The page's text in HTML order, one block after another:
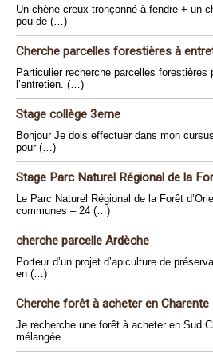
Un chène creux tronçonné à fendre + un
peu de (…)
Cherche parcelles forestières à
Particulier recherche parcelles forestières
l’entretien. (…)
Stage collège 3eme
Bonjour Je dois effectuer dans mon
pour (…)
Stage Parc Naturel Régional de la
Le Parc Naturel Régional de la Forêt
communes – 24 (…)
cherche parcelle Ardèche
Porteur d’un projet d’apiculture de
en (…)
Cherche forêt à acheter en Charente
Je recherche une forêt à acheter en Sud
mélangée.